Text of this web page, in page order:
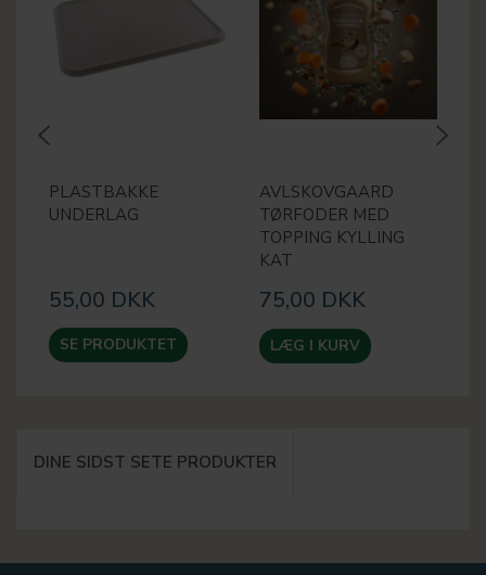
PLASTBAKKE
UNDERLAG
55,00 DKK
SE PRODUKTET
AVLSKOVGAARD
TØRFODER MED
TOPPING KYLLING
KAT
75,00 DKK
LÆG I KURV
DINE SIDST SETE PRODUKTER